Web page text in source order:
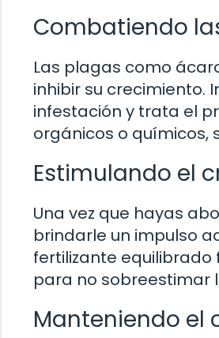
Combatiendo
Las plagas como
inhibir su crecimiento.
infestación y trata el
orgánicos o químicos,
Estimulando el
Una vez que hayas
brindarle un impulso
fertilizante
para no sobreestimar
Manteniendo el